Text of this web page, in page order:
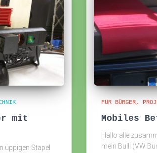
mit
üppigen Stapel
FÜR BÜRGER
Mobiles
Hallo alle
mein Bulli (VW